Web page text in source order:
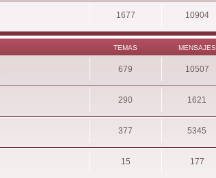
1677 10904
TEMAS MENSAJES
679 10507
290 1621
377 5345
15 177